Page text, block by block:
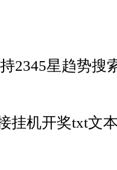
2345星趋势搜
挂机开奖txt文